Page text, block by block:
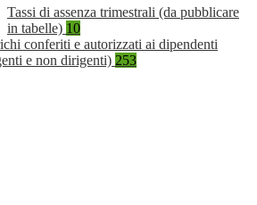
Tassi di assenza trimestrali (da pubblicare
in tabelle) 10
conferiti e autorizzati ai dipendenti
e non dirigenti) 253